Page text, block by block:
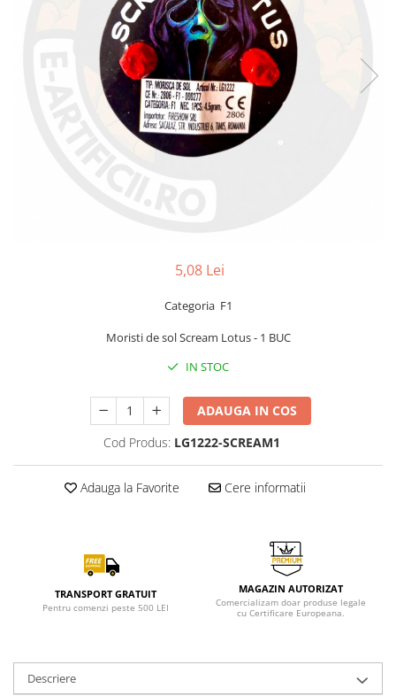
5,08 Lei
Categoria F1
Moristi de sol Scream Lotus - 1 BUC
IN STOC
ADAUGA IN COS
Cod Produs: LG1222-SCREAM1
Adauga la Favorite Cere informatii
TRANSPORT GRATUIT
Pentru comenzi peste 500 LEI
MAGAZIN AUTORIZAT
Comercializam doar produse legale
cu Certificare Europeana.
Descriere